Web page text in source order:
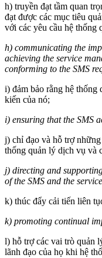
h) truyền đạt tầm quan
đạt được các mục tiêu
với các yêu cầu hệ thống
h) communicating the
achieving the service
conforming to the SMS
i) đảm bảo rằng hệ
kiến của nó;
i) ensuring that the SMS
j) chỉ đạo và hỗ trợ
thống quản lý dịch vụ và
j) directing and
of the SMS and the
k) thúc đẩy cải tiến liên
k) promoting continual
l) hỗ trợ các vai trò quản
lãnh đạo của họ khi hệ